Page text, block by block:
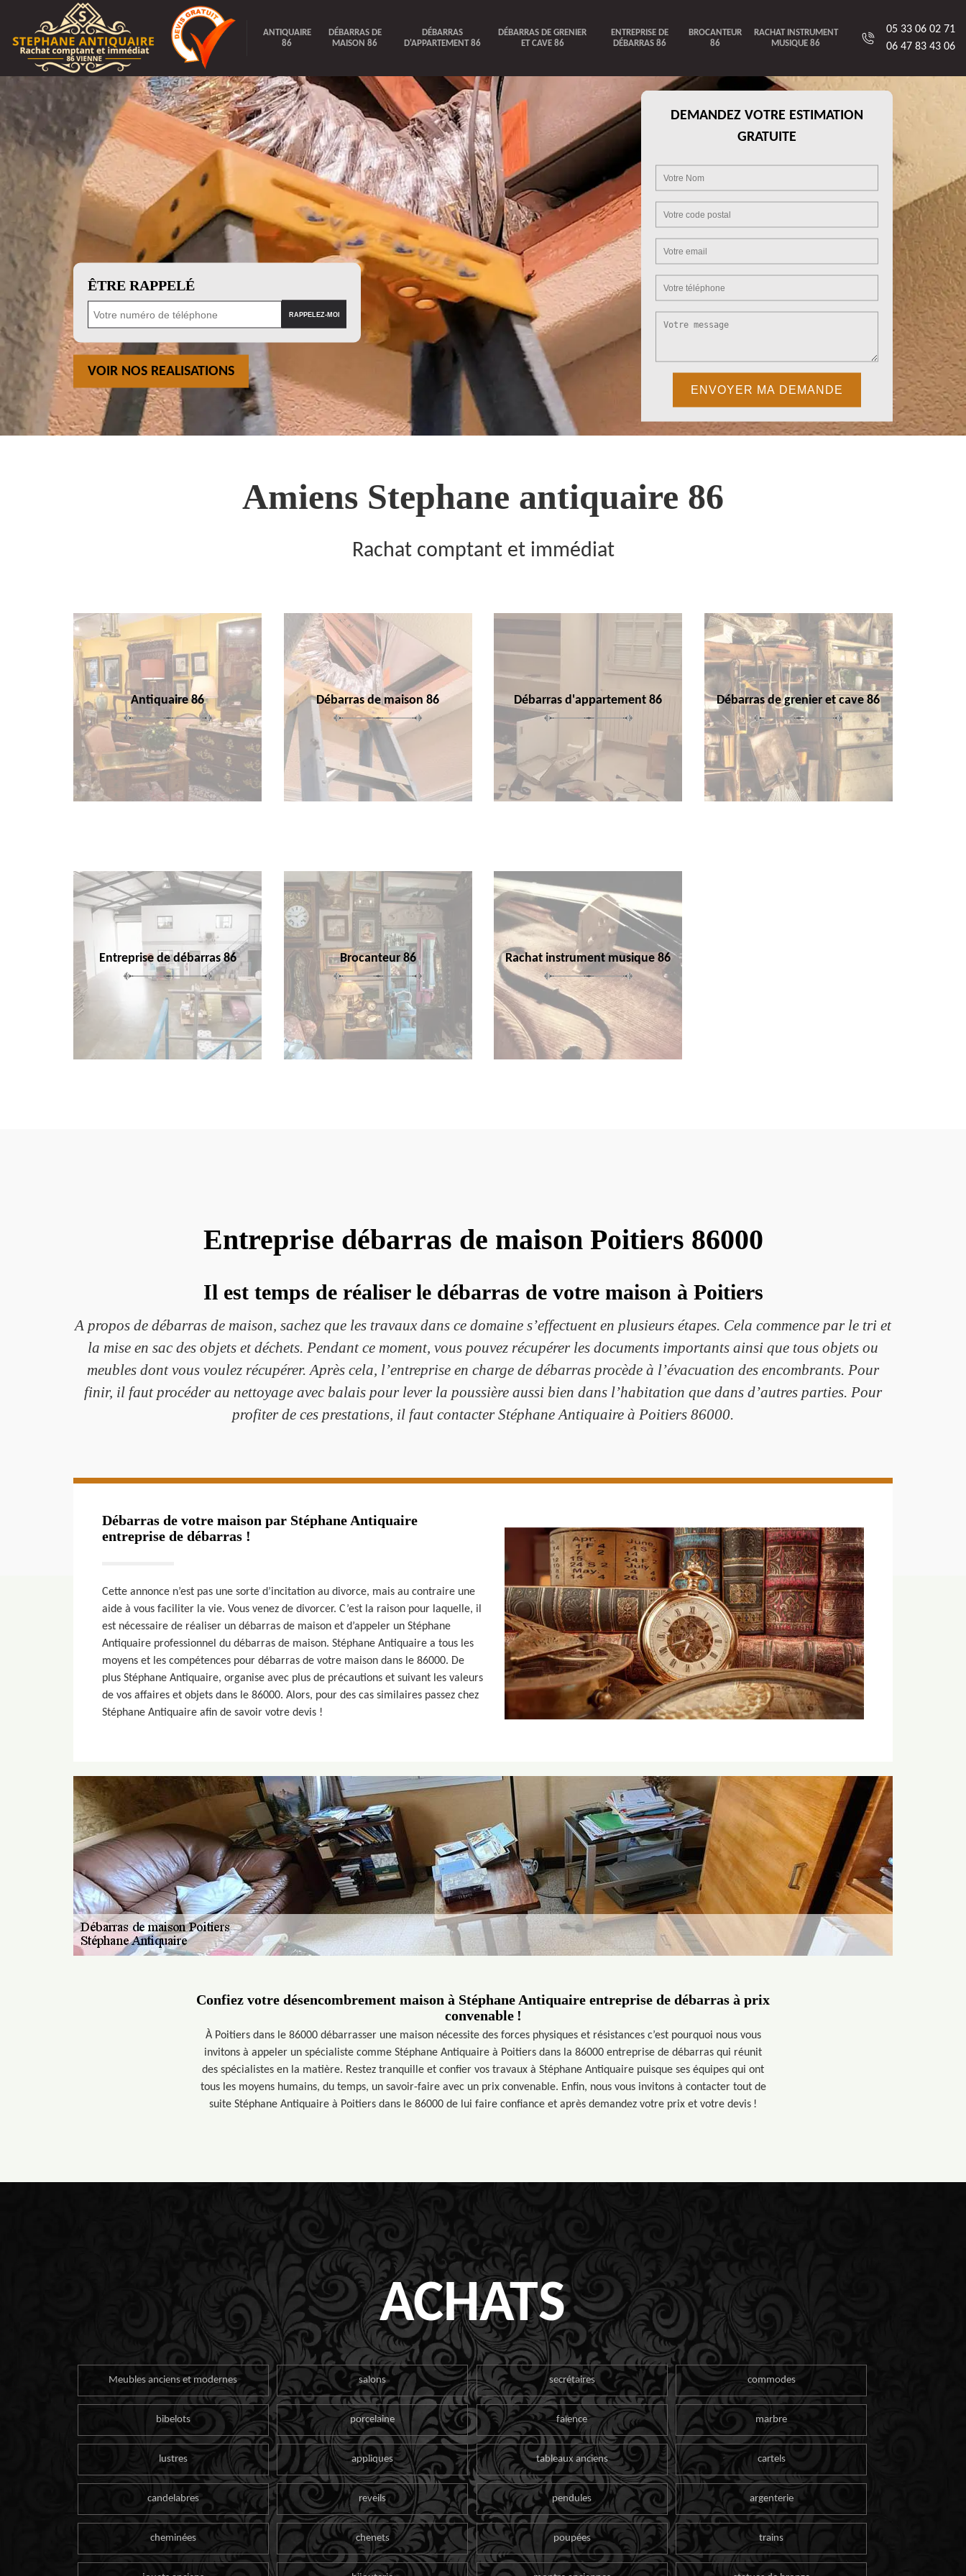
ANTIQUAIRE
86
DÉBARRAS DE
MAISON 86
DÉBARRAS
D'APPARTEMENT 86
DÉBARRAS DE GRENIER
ET CAVE 86
ENTREPRISE DE
DÉBARRAS 86
BROCANTEUR
86
RACHAT INSTRUMENT
MUSIQUE 86
05 33 06 02 71
06 47 83 43 06
ÊTRE RAPPELÉ
VOIR NOS REALISATIONS
DEMANDEZ VOTRE ESTIMATION
GRATUITE
Amiens Stephane antiquaire 86
Rachat comptant et immédiat
Antiquaire 86 Débarras de maison 86 Débarras d'appartement 86 Débarras de grenier et cave 86
Entreprise de débarras 86 Brocanteur 86 Rachat instrument musique 86
Entreprise débarras de maison Poitiers 86000
Il est temps de réaliser le débarras de votre maison à Poitiers
A propos de débarras de maison, sachez que les travaux dans ce domaine s’effectuent en plusieurs étapes. Cela commence par le tri et
la mise en sac des objets et déchets. Pendant ce moment, vous pouvez récupérer les documents importants ainsi que tous objets ou
meubles dont vous voulez récupérer. Après cela, l’entreprise en charge de débarras procède à l’évacuation des encombrants. Pour
finir, il faut procéder au nettoyage avec balais pour lever la poussière aussi bien dans l’habitation que dans d’autres parties. Pour
profiter de ces prestations, il faut contacter Stéphane Antiquaire à Poitiers 86000.
Débarras de votre maison par Stéphane Antiquaire
entreprise de débarras !
Cette annonce n’est pas une sorte d’incitation au divorce, mais au contraire une
aide à vous faciliter la vie. Vous venez de divorcer. C’est la raison pour laquelle, il
est nécessaire de réaliser un débarras de maison et d’appeler un Stéphane
Antiquaire professionnel du débarras de maison. Stéphane Antiquaire a tous les
moyens et les compétences pour débarras de votre maison dans le 86000. De
plus Stéphane Antiquaire, organise avec plus de précautions et suivant les valeurs
de vos affaires et objets dans le 86000. Alors, pour des cas similaires passez chez
Stéphane Antiquaire afin de savoir votre devis !
Confiez votre désencombrement maison à Stéphane Antiquaire entreprise de débarras à prix
convenable !
À Poitiers dans le 86000 débarrasser une maison nécessite des forces physiques et résistances c’est pourquoi nous vous
invitons à appeler un spécialiste comme Stéphane Antiquaire à Poitiers dans la 86000 entreprise de débarras qui réunit
des spécialistes en la matière. Restez tranquille et confier vos travaux à Stéphane Antiquaire puisque ses équipes qui ont
tous les moyens humains, du temps, un savoir-faire avec un prix convenable. Enfin, nous vous invitons à contacter tout de
suite Stéphane Antiquaire à Poitiers dans le 86000 de lui faire confiance et après demandez votre prix et votre devis !
ACHATS
Meubles anciens et modernes salons secrétaires commodes
bibelots porcelaine faïence marbre
lustres appliques tableaux anciens cartels
candelabres reveils pendules argenterie
cheminées chenets poupées trains